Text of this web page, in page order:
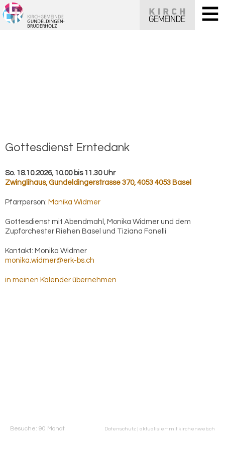
Got­tes­dienst Ern­te­dank
So. 18.10.2026, 10.00 bis 11.30 Uhr
Zwinglihaus,Gundeldingerstrasse 370, 4053 4053 Basel
Pfarrperson: Monika Widmer
Gottesdienst mit Abendmahl, Monika Widmer und dem
Zupforchester Riehen Basel und Tiziana Fanelli
Kontakt: Monika Widmer
monika.widmer@erk-bs.ch
in meinen Kalender übernehmen
Besuche: 90 Monat Datenschutz | aktualisiert mit kirchenweb.ch